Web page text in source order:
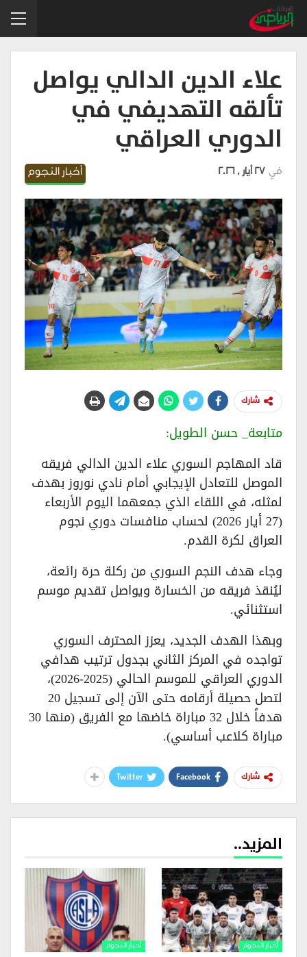
علاء الدين الدالي يواصل
تألقه التهديفي في
الدوري العراقي
أخبار النجوم في 27 أيار , 2026
شارك
​متابعة_ حسن الطويل:
​قاد المهاجم السوري علاء الدين الدالي فريقه
الموصل للتعادل الإيجابي أمام نادي نوروز بهدف
لمثله، في اللقاء الذي جمعهما اليوم الأربعاء
(27 أيار 2026) لحساب منافسات دوري نجوم
العراق لكرة القدم.
​وجاء هدف النجم السوري من ركلة حرة رائعة،
ليُنقذ فريقه من الخسارة ويواصل تقديم موسم
استثنائي.
​وبهذا الهدف الجديد، يعزز المحترف السوري
تواجده في المركز الثاني بجدول ترتيب هدافي
الدوري العراقي للموسم الحالي (2025-2026)،
لتصل حصيلة أرقامه حتى الآن إلى تسجيل 20
هدفاً خلال 32 مباراة خاضها مع الفريق (منها 30
مباراة كلاعب أساسي).
شارك Facebook
Twitter
المزيد..
أخبار النجوم أخبار النجوم